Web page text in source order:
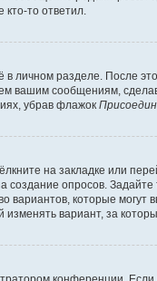
то ответил.
личном разделе. После
вашим сообщениям,
убрав флажок
на закладке или
опросов.
вариантов, которые
вариант, за